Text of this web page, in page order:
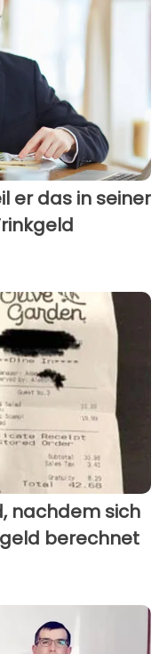
er das in seiner
nachdem sich
berechnet